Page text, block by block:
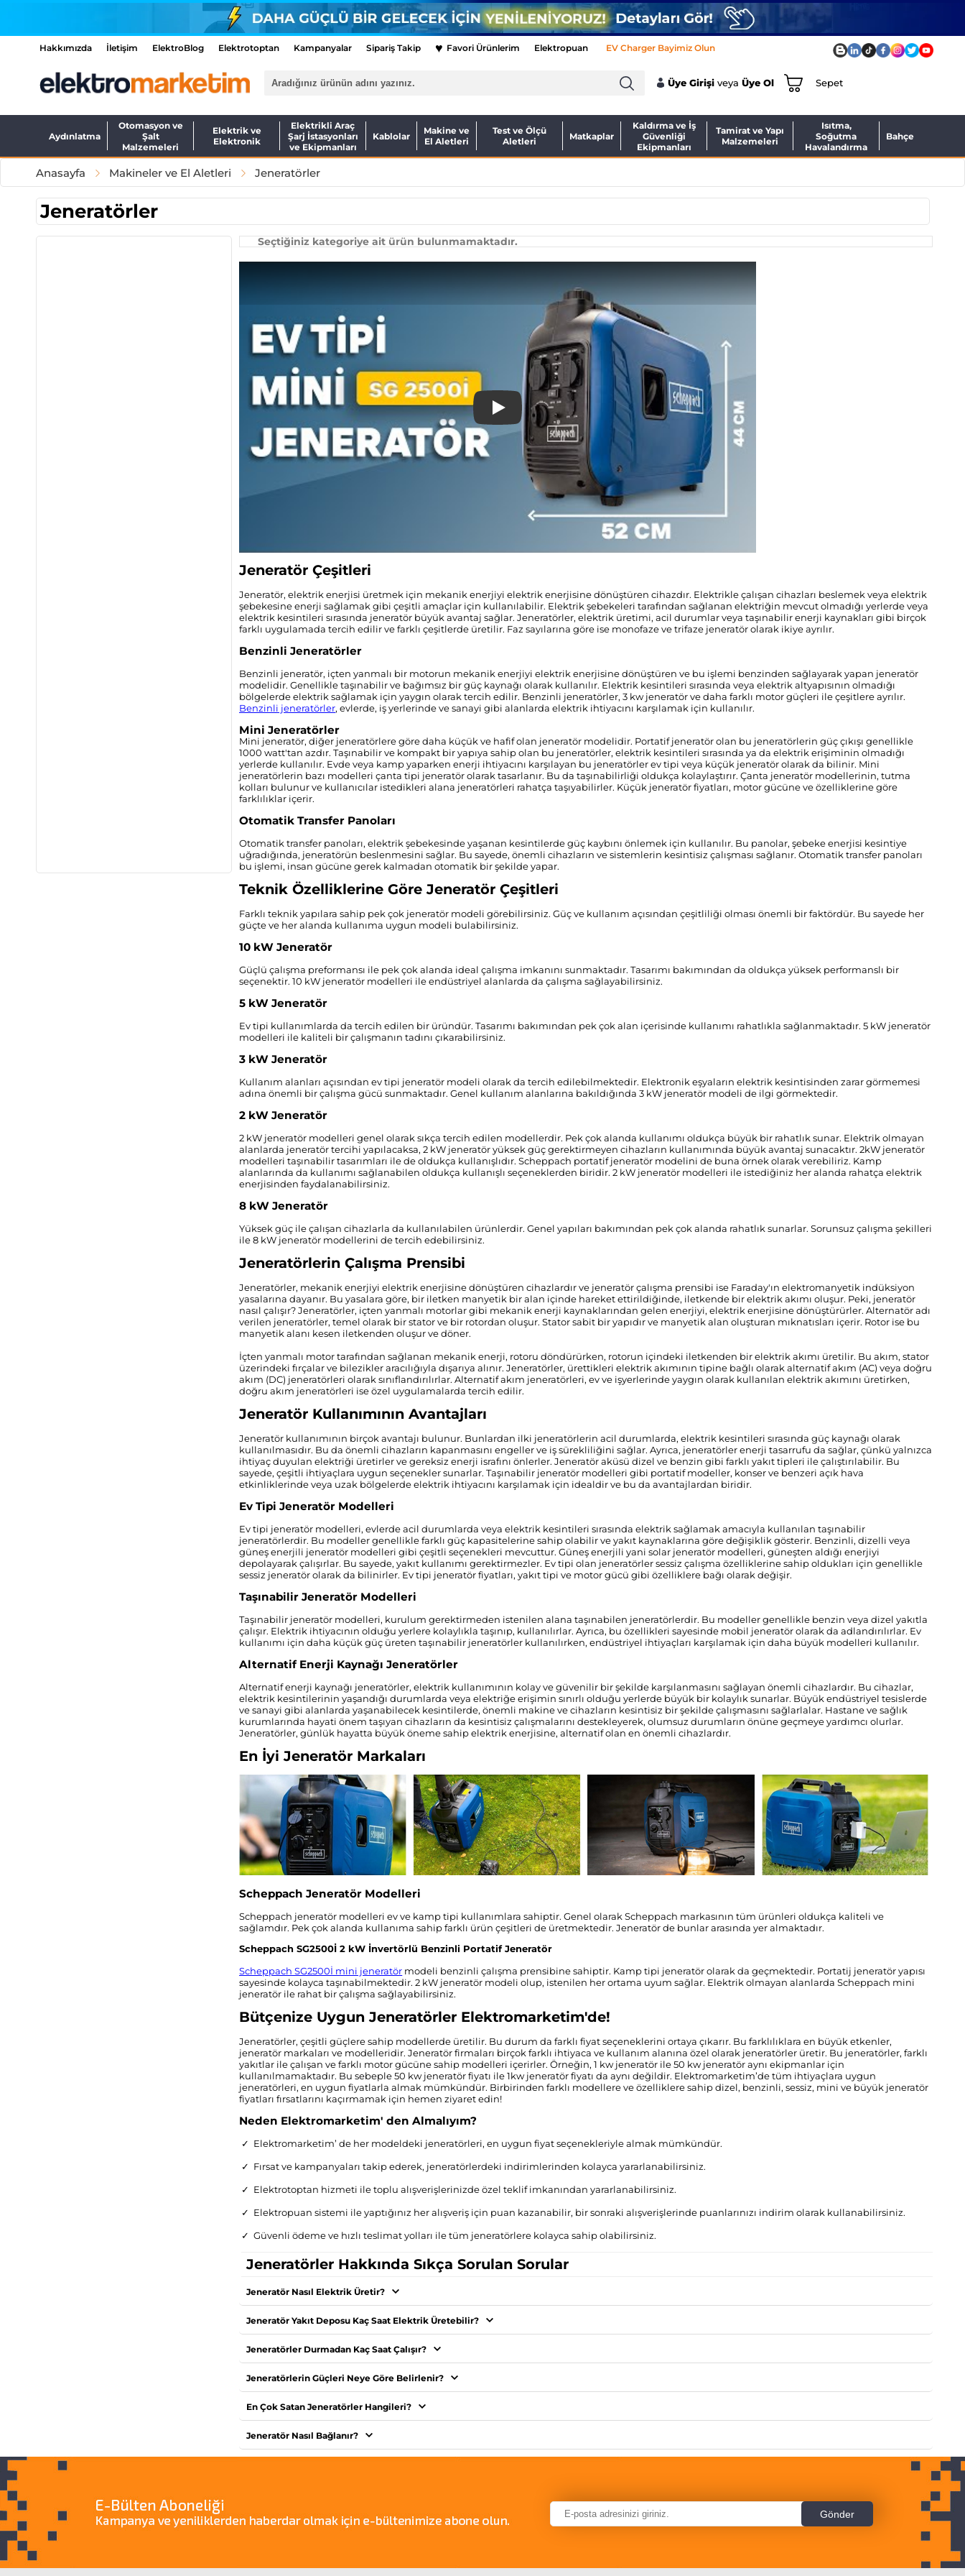
Hakkımızda İletişim ElektroBlog Elektrotoptan Kampanyalar Sipariş Takip ♥ Favori Ürünlerim Elektropuan EV Charger Bayimiz Olun
Üye Girişi veyaÜye Ol Sepet
Aydınlatma
Otomasyon ve
Şalt
Malzemeleri
Elektrik ve
Elektronik
Elektrikli Araç
Şarj İstasyonları
ve Ekipmanları
Kablolar
Makine ve
El Aletleri
Test ve Ölçü
Aletleri
Matkaplar
Kaldırma ve İş
Güvenliği
Ekipmanları
Tamirat ve Yapı
Malzemeleri
Isıtma,
Soğutma
Havalandırma
Bahçe
Anasayfa Makineler ve El Aletleri Jeneratörler
Jeneratörler
Seçtiğiniz kategoriye ait ürün bulunmamaktadır.
Play
Jeneratör Çeşitleri
Jeneratör, elektrik enerjisi üretmek için mekanik enerjiyi elektrik enerjisine dönüştüren cihazdır. Elektrikle çalışan cihazları beslemek veya elektrik
şebekesine enerji sağlamak gibi çeşitli amaçlar için kullanılabilir. Elektrik şebekeleri tarafından sağlanan elektriğin mevcut olmadığı yerlerde veya
elektrik kesintileri sırasında jeneratör büyük avantaj sağlar. Jeneratörler, elektrik üretimi, acil durumlar veya taşınabilir enerji kaynakları gibi birçok
farklı uygulamada tercih edilir ve farklı çeşitlerde üretilir. Faz sayılarına göre ise monofaze ve trifaze jeneratör olarak ikiye ayrılır.
Benzinli Jeneratörler
Benzinli jeneratör, içten yanmalı bir motorun mekanik enerjiyi elektrik enerjisine dönüştüren ve bu işlemi benzinden sağlayarak yapan jeneratör
modelidir. Genellikle taşınabilir ve bağımsız bir güç kaynağı olarak kullanılır. Elektrik kesintileri sırasında veya elektrik altyapısının olmadığı
bölgelerde elektrik sağlamak için yaygın olarak tercih edilir. Benzinli jeneratörler, 3 kw jeneratör ve daha farklı motor güçleri ile çeşitlere ayrılır.
Benzinli jeneratörler, evlerde, iş yerlerinde ve sanayi gibi alanlarda elektrik ihtiyacını karşılamak için kullanılır.
Mini Jeneratörler
Mini jeneratör, diğer jeneratörlere göre daha küçük ve hafif olan jeneratör modelidir. Portatif jeneratör olan bu jeneratörlerin güç çıkışı genellikle
1000 watt'tan azdır. Taşınabilir ve kompakt bir yapıya sahip olan bu jeneratörler, elektrik kesintileri sırasında ya da elektrik erişiminin olmadığı
yerlerde kullanılır. Evde veya kamp yaparken enerji ihtiyacını karşılayan bu jeneratörler ev tipi veya küçük jeneratör olarak da bilinir. Mini
jeneratörlerin bazı modelleri çanta tipi jeneratör olarak tasarlanır. Bu da taşınabilirliği oldukça kolaylaştırır. Çanta jeneratör modellerinin, tutma
kolları bulunur ve kullanıcılar istedikleri alana jeneratörleri rahatça taşıyabilirler. Küçük jeneratör fiyatları, motor gücüne ve özelliklerine göre
farklılıklar içerir.
Otomatik Transfer Panoları
Otomatik transfer panoları, elektrik şebekesinde yaşanan kesintilerde güç kaybını önlemek için kullanılır. Bu panolar, şebeke enerjisi kesintiye
uğradığında, jeneratörün beslenmesini sağlar. Bu sayede, önemli cihazların ve sistemlerin kesintisiz çalışması sağlanır. Otomatik transfer panoları
bu işlemi, insan gücüne gerek kalmadan otomatik bir şekilde yapar.
Teknik Özelliklerine Göre Jeneratör Çeşitleri
Farklı teknik yapılara sahip pek çok jeneratör modeli görebilirsiniz. Güç ve kullanım açısından çeşitliliği olması önemli bir faktördür. Bu sayede her
güçte ve her alanda kullanıma uygun modeli bulabilirsiniz.
10 kW Jeneratör
Güçlü çalışma preformansı ile pek çok alanda ideal çalışma imkanını sunmaktadır. Tasarımı bakımından da oldukça yüksek performanslı bir
seçenektir. 10 kW jeneratör modelleri ile endüstriyel alanlarda da çalışma sağlayabilirsiniz.
5 kW Jeneratör
Ev tipi kullanımlarda da tercih edilen bir üründür. Tasarımı bakımından pek çok alan içerisinde kullanımı rahatlıkla sağlanmaktadır. 5 kW jeneratör
modelleri ile kaliteli bir çalışmanın tadını çıkarabilirsiniz.
3 kW Jeneratör
Kullanım alanları açısından ev tipi jeneratör modeli olarak da tercih edilebilmektedir. Elektronik eşyaların elektrik kesintisinden zarar görmemesi
adına önemli bir çalışma gücü sunmaktadır. Genel kullanım alanlarına bakıldığında 3 kW jeneratör modeli de ilgi görmektedir.
2 kW Jeneratör
2 kW jeneratör modelleri genel olarak sıkça tercih edilen modellerdir. Pek çok alanda kullanımı oldukça büyük bir rahatlık sunar. Elektrik olmayan
alanlarda jeneratör tercihi yapılacaksa, 2 kW jeneratör yüksek güç gerektirmeyen cihazların kullanımında büyük avantaj sunacaktır. 2kW jeneratör
modelleri taşınabilir tasarımları ile de oldukça kullanışlıdır. Scheppach portatif jeneratör modelini de buna örnek olarak verebiliriz. Kamp
alanlarında da kullanımı sağlanabilen oldukça kullanışlı seçeneklerden biridir. 2 kW jeneratör modelleri ile istediğiniz her alanda rahatça elektrik
enerjisinden faydalanabilirsiniz.
8 kW Jeneratör
Yüksek güç ile çalışan cihazlarla da kullanılabilen ürünlerdir. Genel yapıları bakımından pek çok alanda rahatlık sunarlar. Sorunsuz çalışma şekilleri
ile 8 kW jeneratör modellerini de tercih edebilirsiniz.
Jeneratörlerin Çalışma Prensibi
Jeneratörler, mekanik enerjiyi elektrik enerjisine dönüştüren cihazlardır ve jeneratör çalışma prensibi ise Faraday'ın elektromanyetik indüksiyon
yasalarına dayanır. Bu yasalara göre, bir iletken manyetik bir alan içinde hareket ettirildiğinde, iletkende bir elektrik akımı oluşur. Peki, jeneratör
nasıl çalışır? Jeneratörler, içten yanmalı motorlar gibi mekanik enerji kaynaklarından gelen enerjiyi, elektrik enerjisine dönüştürürler. Alternatör adı
verilen jeneratörler, temel olarak bir stator ve bir rotordan oluşur. Stator sabit bir yapıdır ve manyetik alan oluşturan mıknatısları içerir. Rotor ise bu
manyetik alanı kesen iletkenden oluşur ve döner.
İçten yanmalı motor tarafından sağlanan mekanik enerji, rotoru döndürürken, rotorun içindeki iletkenden bir elektrik akımı üretilir. Bu akım, stator
üzerindeki fırçalar ve bilezikler aracılığıyla dışarıya alınır. Jeneratörler, ürettikleri elektrik akımının tipine bağlı olarak alternatif akım (AC) veya doğru
akım (DC) jeneratörleri olarak sınıflandırılırlar. Alternatif akım jeneratörleri, ev ve işyerlerinde yaygın olarak kullanılan elektrik akımını üretirken,
doğru akım jeneratörleri ise özel uygulamalarda tercih edilir.
Jeneratör Kullanımının Avantajları
Jeneratör kullanımının birçok avantajı bulunur. Bunlardan ilki jeneratörlerin acil durumlarda, elektrik kesintileri sırasında güç kaynağı olarak
kullanılmasıdır. Bu da önemli cihazların kapanmasını engeller ve iş sürekliliğini sağlar. Ayrıca, jeneratörler enerji tasarrufu da sağlar, çünkü yalnızca
ihtiyaç duyulan elektriği üretirler ve gereksiz enerji israfını önlerler. Jeneratör aküsü dizel ve benzin gibi farklı yakıt tipleri ile çalıştırılabilir. Bu
sayede, çeşitli ihtiyaçlara uygun seçenekler sunarlar. Taşınabilir jeneratör modelleri gibi portatif modeller, konser ve benzeri açık hava
etkinliklerinde veya uzak bölgelerde elektrik ihtiyacını karşılamak için idealdir ve bu da avantajlardan biridir.
Ev Tipi Jeneratör Modelleri
Ev tipi jeneratör modelleri, evlerde acil durumlarda veya elektrik kesintileri sırasında elektrik sağlamak amacıyla kullanılan taşınabilir
jeneratörlerdir. Bu modeller genellikle farklı güç kapasitelerine sahip olabilir ve yakıt kaynaklarına göre değişiklik gösterir. Benzinli, dizelli veya
güneş enerjili jeneratör modelleri gibi çeşitli seçenekleri mevcuttur. Güneş enerjili yani solar jeneratör modelleri, güneşten aldığı enerjiyi
depolayarak çalışırlar. Bu sayede, yakıt kullanımı gerektirmezler. Ev tipi olan jeneratörler sessiz çalışma özelliklerine sahip oldukları için genellikle
sessiz jeneratör olarak da bilinirler. Ev tipi jeneratör fiyatları, yakıt tipi ve motor gücü gibi özelliklere bağı olarak değişir.
Taşınabilir Jeneratör Modelleri
Taşınabilir jeneratör modelleri, kurulum gerektirmeden istenilen alana taşınabilen jeneratörlerdir. Bu modeller genellikle benzin veya dizel yakıtla
çalışır. Elektrik ihtiyacının olduğu yerlere kolaylıkla taşınıp, kullanılırlar. Ayrıca, bu özellikleri sayesinde mobil jeneratör olarak da adlandırılırlar. Ev
kullanımı için daha küçük güç üreten taşınabilir jeneratörler kullanılırken, endüstriyel ihtiyaçları karşılamak için daha büyük modelleri kullanılır.
Alternatif Enerji Kaynağı Jeneratörler
Alternatif enerji kaynağı jeneratörler, elektrik kullanımının kolay ve güvenilir bir şekilde karşılanmasını sağlayan önemli cihazlardır. Bu cihazlar,
elektrik kesintilerinin yaşandığı durumlarda veya elektriğe erişimin sınırlı olduğu yerlerde büyük bir kolaylık sunarlar. Büyük endüstriyel tesislerde
ve sanayi gibi alanlarda yaşanabilecek kesintilerde, önemli makine ve cihazların kesintisiz bir şekilde çalışmasını sağlarlalar. Hastane ve sağlık
kurumlarında hayati önem taşıyan cihazların da kesintisiz çalışmalarını destekleyerek, olumsuz durumların önüne geçmeye yardımcı olurlar.
Jeneratörler, günlük hayatta büyük öneme sahip elektrik enerjisine, alternatif olan en önemli cihazlardır.
En İyi Jeneratör Markaları
Scheppach Jeneratör Modelleri
Scheppach jeneratör modelleri ev ve kamp tipi kullanımlara sahiptir. Genel olarak Scheppach markasının tüm ürünleri oldukça kaliteli ve
sağlamdır. Pek çok alanda kullanıma sahip farklı ürün çeşitleri de üretmektedir. Jeneratör de bunlar arasında yer almaktadır.
Scheppach SG2500İ 2 kW İnvertörlü Benzinli Portatif Jeneratör
Scheppach SG2500İ mini jeneratör modeli benzinli çalışma prensibine sahiptir. Kamp tipi jeneratör olarak da geçmektedir. Portatij jeneratör yapısı
sayesinde kolayca taşınabilmektedir. 2 kW jeneratör modeli olup, istenilen her ortama uyum sağlar. Elektrik olmayan alanlarda Scheppach mini
jeneratör ile rahat bir çalışma sağlayabilirsiniz.
Bütçenize Uygun Jeneratörler Elektromarketim'de!
Jeneratörler, çeşitli güçlere sahip modellerde üretilir. Bu durum da farklı fiyat seçeneklerini ortaya çıkarır. Bu farklılıklara en büyük etkenler,
jeneratör markaları ve modelleridir. Jeneratör firmaları birçok farklı ihtiyaca ve kullanım alanına özel olarak jeneratörler üretir. Bu jeneratörler, farklı
yakıtlar ile çalışan ve farklı motor gücüne sahip modelleri içerirler. Örneğin, 1 kw jeneratör ile 50 kw jeneratör aynı ekipmanlar için
kullanılmamaktadır. Bu sebeple 50 kw jeneratör fiyatı ile 1kw jeneratör fiyatı da aynı değildir. Elektromarketim’de tüm ihtiyaçlara uygun
jeneratörleri, en uygun fiyatlarla almak mümkündür. Birbirinden farklı modellere ve özelliklere sahip dizel, benzinli, sessiz, mini ve büyük jeneratör
fiyatları fırsatlarını kaçırmamak için hemen ziyaret edin!
Neden Elektromarketim' den Almalıyım?
✓ Elektromarketim’ de her modeldeki jeneratörleri, en uygun fiyat seçenekleriyle almak mümkündür.
✓ Fırsat ve kampanyaları takip ederek, jeneratörlerdeki indirimlerinden kolayca yararlanabilirsiniz.
✓ Elektrotoptan hizmeti ile toplu alışverişlerinizde özel teklif imkanından yararlanabilirsiniz.
✓ Elektropuan sistemi ile yaptığınız her alışveriş için puan kazanabilir, bir sonraki alışverişlerinde puanlarınızı indirim olarak kullanabilirsiniz.
✓Güvenli ödeme ve hızlı teslimat yolları ile tüm jeneratörlere kolayca sahip olabilirsiniz.
Jeneratörler Hakkında Sıkça Sorulan Sorular
Jeneratör Nasıl Elektrik Üretir?
Jeneratör Yakıt Deposu Kaç Saat Elektrik Üretebilir?
Jeneratörler Durmadan Kaç Saat Çalışır?
Jeneratörlerin Güçleri Neye Göre Belirlenir?
En Çok Satan Jeneratörler Hangileri?
Jeneratör Nasıl Bağlanır?